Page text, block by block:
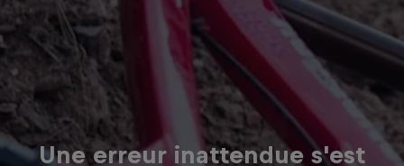
Une erreur inattendue s'est